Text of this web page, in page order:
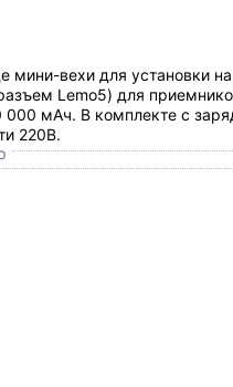
мини-вехи для установки
Lemo5) для
000 мАч. В комплекте с
220В.